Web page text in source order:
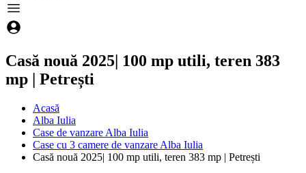
Casă nouă 2025| 100 mp utili, teren 383
mp | Petrești
Acasă
Alba Iulia
Case de vanzare Alba Iulia
Case cu 3 camere de vanzare Alba Iulia
Casă nouă 2025| 100 mp utili, teren 383 mp | Petrești